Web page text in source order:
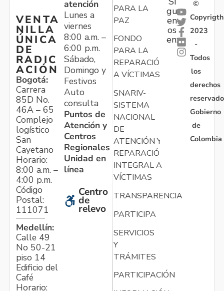
VENTA
NILLA
ÚNICA
DE
RADIC
ACIÓN
Bogotá:
Carrera
85D No.
46A – 65
Complejo
logístico
San
Cayetano
Horario:
8:00 a.m. –
4:00 p.m.
Código
Postal:
111071
Medellín:
Calle 49
No 50-21
piso 14
Edificio del
Café
Horario:
atención
Lunes a
viernes
8:00 a.m. –
6:00 p.m.
Sábado,
Domingo y
Festivos
Auto
consulta
Puntos de
Atención y
Centros
Regionales
Unidad en
línea
Centro
de
relevo
PARA LA
PAZ
FONDO
PARA LA
REPARACIÓN
A VÍCTIMAS
SNARIV-
SISTEMA
NACIONAL
DE
ATENCIÓN Y
REPARACIÓN
INTEGRAL A
VÍCTIMAS
TRANSPARENCIA
PARTICIPA
SERVICIOS
Y
TRÁMITES
PARTICIPACIÓN
gu
en
os
en:
©
Copyrigth
2023
-
Todos
los
derechos
Gobierno
de
Colombia